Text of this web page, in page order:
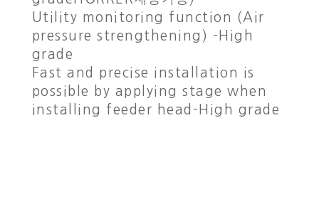
Utility monitoring function (Air
pressure strengthening) -High
grade
Fast and precise installation is
possible by applying stage when
installing feeder head-High grade